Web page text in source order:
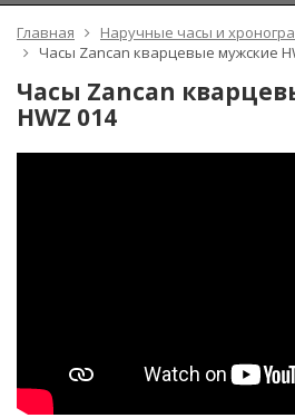
Главная
Наручные часы и
Часы Zancan кварцевые мужские
Часы Zancan
HWZ 014